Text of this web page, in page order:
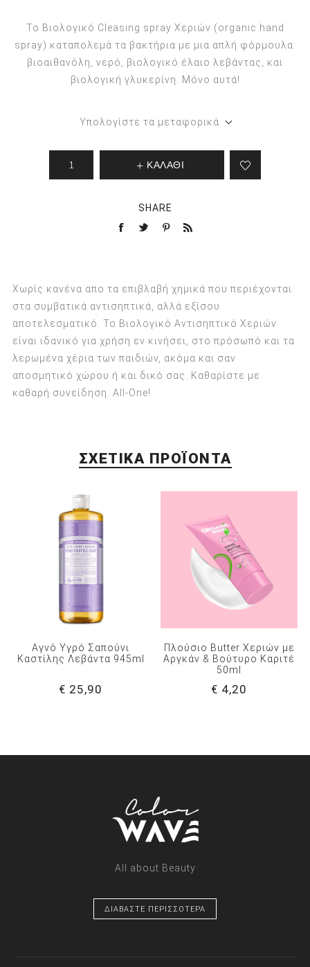
Το Βιολογικό Cleasing spray Χεριών (organic hand
spray) καταπολεμά τα βακτήρια με μια απλή φόρμουλα:
βιοαιθανόλη, νερό, βιολογικό έλαιο λεβάντας, και
βιολογική γλυκερίνη. Μόνο αυτά!
Υπολογίστε τα μεταφορικά
ΚΑΛΑΘΙ
SHARE
Χωρίς κανένα απο τα επιβλαβή χημικά που περιέχονται
στα συμβατικά αντισηπτικά, αλλά εξίσου
αποτελεσματικό. Το Βιολογικό Αντισηπτικό Χεριών
είναι ιδανικό για χρήση εν κινήσει, στο πρόσωπό και τα
λερωμένα χέρια των παιδιών, ακόμα και σαν
αποσμητικό χώρου ή και δικό σας. Καθαρίστε με
καθαρή συνείδηση. All-One!
ΣΧΕΤΙΚΆ ΠΡΟΪΌΝΤΑ
Αγνό Υγρό Σαπούνι
Καστίλης Λεβάντα 945ml
€ 25,90
Πλούσιο Butter Χεριών με
Αργκάν & Βούτυρο Καριτέ
50ml
€ 4,20
All about Beauty
ΔΙΑΒΑΣΤΕ ΠΕΡΙΣΣΟΤΕΡΑ